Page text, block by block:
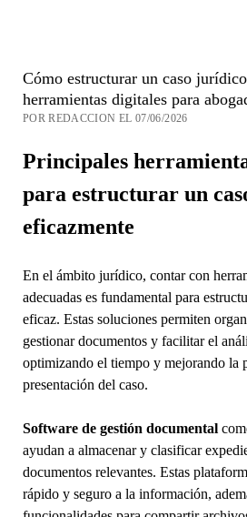
Cómo estructurar un caso
herramientas digitales para
POR REDACCION EL 07/06/2026
Principales
para estructurar un
eficazmente
En el ámbito jurídico, contar con
adecuadas es fundamental para
eficaz. Estas soluciones permiten
gestionar documentos y facilitar el
optimizando el tiempo y mejorando la
presentación del caso.
Software de gestión documental
ayudan a almacenar y clasificar
documentos relevantes. Estas
rápido y seguro a la información,